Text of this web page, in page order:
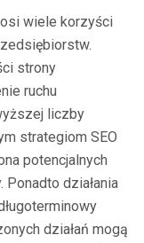
wiele korzyści
strony
ruchu
liczby
strategiom SEO
potencjalnych
działania
działań mogą